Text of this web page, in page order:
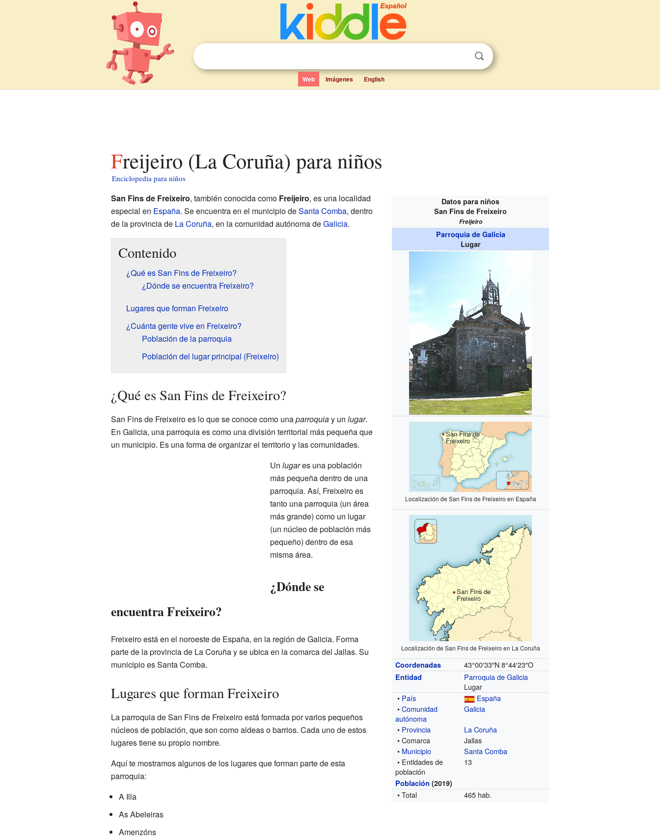
Web Imágenes English
Freijeiro (La Coruña) para niños
Enciclopedia para niños
Datos para niños
San Fins de Freixeiro
Freijeiro
Parroquia de Galicia
Lugar
San Fins de
Freixeiro
Localización de San Fins de Freixeiro en España
San Fins de
Freixeiro
Localización de San Fins de Freixeiro en La Coruña
Coordenadas 43°00′33″N 8°44′23″O
Entidad
Parroquia de Galicia
Lugar
• País
España
•Comunidad
autónoma
Galicia
• Provincia
La Coruña
• Comarca
Jallas
• Municipio
Santa Comba
• Entidades de
población
13
Población (2019)
• Total 465 hab.
San Fins de Freixeiro, también conocida como Freijeiro, es una localidad
especial en España. Se encuentra en el municipio deSanta Comba, dentro
de la provincia de La Coruña, en la comunidad autónoma deGalicia.
Contenido
¿Qué es San Fins de Freixeiro?
¿Dónde se encuentra Freixeiro?
Lugares que forman Freixeiro
¿Cuánta gente vive en Freixeiro?
Población de la parroquia
Población del lugar principal (Freixeiro)
¿Qué es San Fins de Freixeiro?
San Fins de Freixeiro es lo que se conoce como unaparroquiay un lugar.
En Galicia, una parroquia es como una división territorial más pequeña que
un municipio. Es una forma de organizar el territorio y las comunidades.
Un lugares una población
más pequeña dentro de una
parroquia. Así, Freixeiro es
tanto una parroquia (un área
más grande) como un lugar
(un núcleo de población más
pequeño) dentro de esa
misma área.
¿Dónde se
encuentra Freixeiro?
Freixeiro está en el noroeste de España, en la región de Galicia. Forma
parte de la provincia de La Coruña y se ubica en la comarca del Jallas. Su
municipio es Santa Comba.
Lugares que forman Freixeiro
La parroquia de San Fins de Freixeiro está formada por varios pequeños
núcleos de población, que son como aldeas o barrios. Cada uno de estos
lugares tiene su propio nombre.
Aquí te mostramos algunos de los lugares que forman parte de esta
parroquia:
A Illa
As Abeleiras
Amenzóns